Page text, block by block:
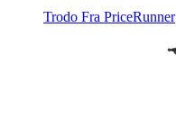
Trodo Fra PriceRunner